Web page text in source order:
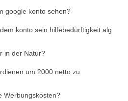
google konto sehen?
konto sein hilfebedürftigkeit alg
in der Natur?
um 2000 netto zu
Werbungskosten?